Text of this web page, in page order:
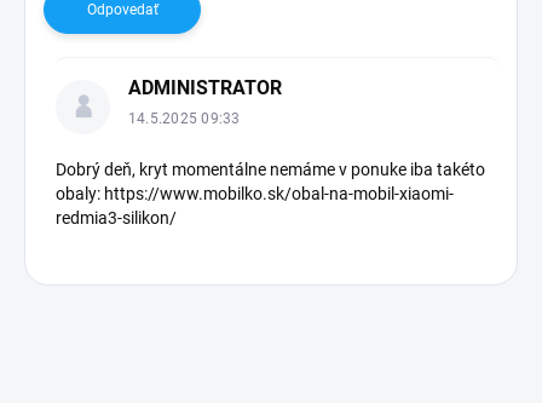
Odpovedať
ADMINISTRATOR
14.5.2025 09:33
Dobrý deň, kryt momentálne nemáme v ponuke iba takéto
obaly: https://www.mobilko.sk/obal-na-mobil-xiaomi-
redmia3-silikon/